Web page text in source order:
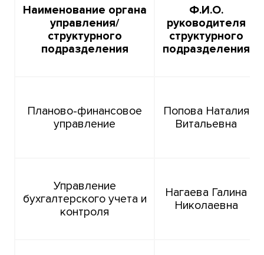
Наименование органа
управления/
структурного
подразделения
Ф.И.О.
руководителя
структурного
подразделения
Планово-финансовое
управление
Попова Наталия
Витальевна
Управление
бухгалтерского учета и
контроля
Нагаева Галина
Николаевна